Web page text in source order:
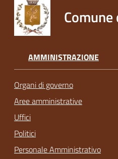
AMMINISTRAZIONE
Organi di governo
Aree amministrative
Uffici
Politici
Personale Amministrativo